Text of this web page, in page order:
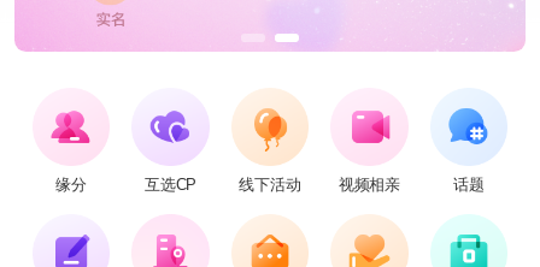
缘分 互选CP 线下活动 视频相亲 话题